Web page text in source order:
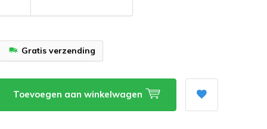
Gratis verzending
Toevoegen aan winkelwagen